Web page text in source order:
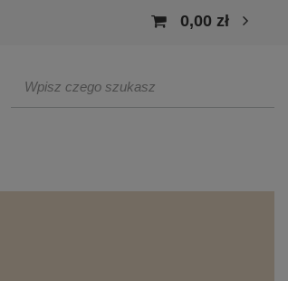
0,00 zł